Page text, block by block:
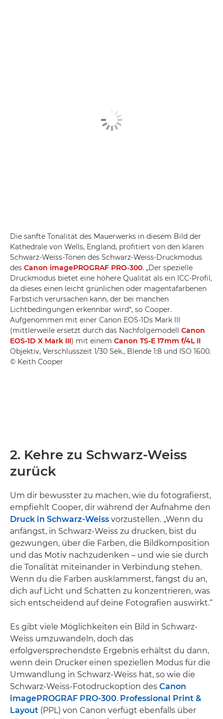
Die sanfte Tonalität des Mauerwerks in diesem Bild der
Kathedrale von Wells, England, profitiert von den klaren
Schwarz-Weiss-Tönen des Schwarz-Weiss-Druckmodus
des Canon imagePROGRAF PRO-300. „Der spezielle
Druckmodus bietet eine höhere Qualität als ein ICC-Profil,
da dieses einen leicht grünlichen oder magentafarbenen
Farbstich verursachen kann, der bei manchen
Lichtbedingungen erkennbar wird“, so Cooper.
Aufgenommen mit einer Canon EOS-1Ds Mark III
(mittlerweile ersetzt durch das Nachfolgemodell Canon
EOS-1D X Mark III) mit einem Canon TS-E 17mm f/4L II
Objektiv, Verschlusszeit 1/30 Sek., Blende 1:8 und ISO 1600.
© Keith Cooper
2. Kehre zu Schwarz-Weiss
zurück
Um dir bewusster zu machen, wie du fotografierst,
empfiehlt Cooper, dir während der Aufnahme den
Druck in Schwarz-Weiss vorzustellen. „Wenn du
anfängst, in Schwarz-Weiss zu drucken, bist du
gezwungen, über die Farben, die Bildkomposition
und das Motiv nachzudenken – und wie sie durch
die Tonalität miteinander in Verbindung stehen.
Wenn du die Farben ausklammerst, fängst du an,
dich auf Licht und Schatten zu konzentrieren, was
sich entscheidend auf deine Fotografien auswirkt.“
Es gibt viele Möglichkeiten ein Bild in Schwarz-
Weiss umzuwandeln, doch das
erfolgversprechendste Ergebnis erhältst du dann,
wenn dein Drucker einen speziellen Modus für die
Umwandlung in Schwarz-Weiss hat, so wie die
Schwarz-Weiss-Fotodruckoption des Canon
imagePROGRAF PRO-300. Professional Print &
Layout (PPL) von Canon verfügt ebenfalls über